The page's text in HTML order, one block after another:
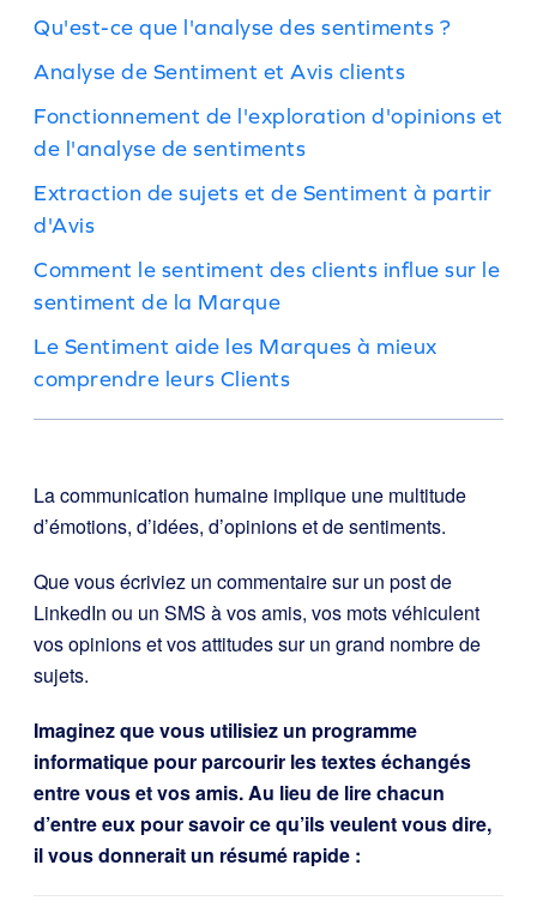
Qu'est-ce que l'analyse des sentiments ?
Analyse de Sentiment et Avis clients
Fonctionnement de l'exploration d'opinions et
de l'analyse de sentiments
Extraction de sujets et de Sentiment à partir
d'Avis
Comment le sentiment des clients influe sur le
sentiment de la Marque
Le Sentiment aide les Marques à mieux
comprendre leurs Clients
La communication humaine implique une multitude
d’émotions, d’idées, d’opinions et de sentiments.
Que vous écriviez un commentaire sur un post de
LinkedIn ou un SMS à vos amis, vos mots véhiculent
vos opinions et vos attitudes sur un grand nombre de
sujets.
Imaginez que vous utilisiez un programme
informatique pour parcourir les textes échangés
entre vous et vos amis. Au lieu de lire chacun
d’entre eux pour savoir ce qu’ils veulent vous dire,
il vous donnerait un résumé rapide :